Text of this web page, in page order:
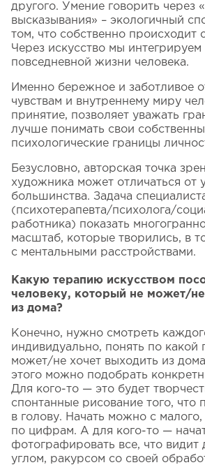
другого. Умение говорить через
высказывания» – экологичный
том, что собственно происходит
Через искусство мы интегрируем
повседневной жизни человека.
Именно бережное и заботливое
чувствам и внутреннему миру
принятие, позволяет уважать
лучше понимать свои
психологические границы
Безусловно, авторская точка
художника может отличаться от
большинства. Задача
(психотерапевта/психолога/
работника) показать
масштаб, которые творились, в
с ментальными расстройствами.
Какую терапию искусством
человеку, который не может/не
из дома?
Конечно, нужно смотреть
индивидуально, понять по какой
может/не хочет выходить из
этого можно подобрать
Для кого-то — это будет
спонтанные рисование того, что
в голову. Начать можно с
по цифрам. А для кого-то —
фотографировать все, что видит
углом, ракурсом со своей